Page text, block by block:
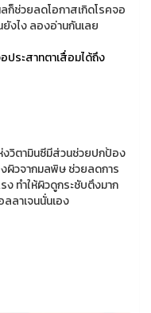
ช่วยลดโอกาสเกิดโรคจอ
ยังไง ลองอ่านกันเลย
ประสาทตาเสื่อมได้ถึง
ตามินซีมีส่วนช่วยปกป้อง
ผิวจากมลพิษ ช่วยลดการ
ง ทำให้ผิวดูกระชับตึงมาก
ลาเจนนั่นเอง